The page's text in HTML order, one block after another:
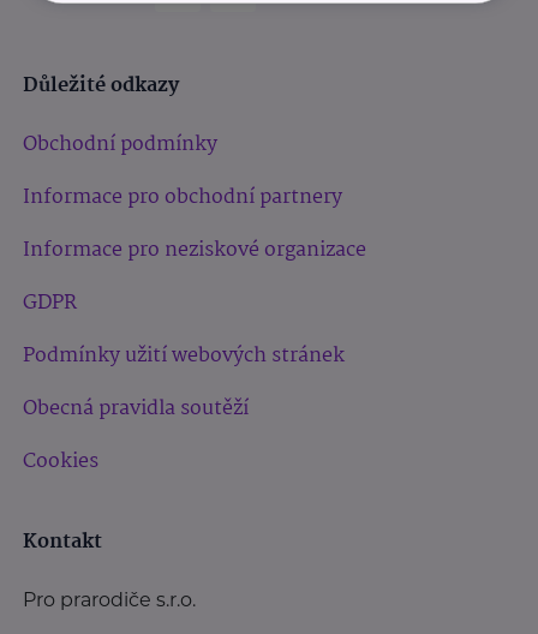
Důležité odkazy
Obchodní podmínky
Informace pro obchodní partnery
Informace pro neziskové organizace
GDPR
Podmínky užití webových stránek
Obecná pravidla soutěží
Cookies
Kontakt
Pro prarodiče s.r.o.